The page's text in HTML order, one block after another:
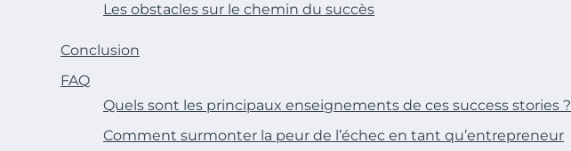
Les obstacles sur le chemin du succès
Conclusion
FAQ
Quels sont les principaux enseignements de ces success stories ?
Comment surmonter la peur de l’échec en tant qu’entrepreneur